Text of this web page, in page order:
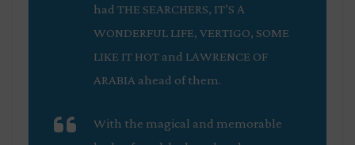
had THE SEARCHERS, IT’S A
WONDERFUL LIFE, VERTIGO, SOME
LIKE IT HOT and LAWRENCE OF
ARABIA ahead of them.
With the magical and memorable